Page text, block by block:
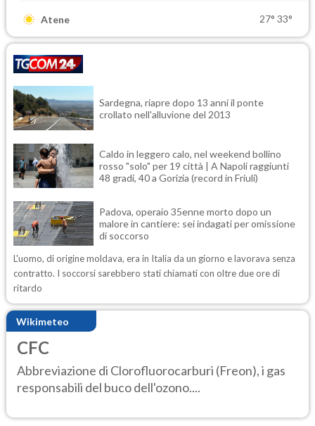
Atene 27° 33°
Sardegna, riapre dopo 13 anni il ponte
crollato nell'alluvione del 2013
Caldo in leggero calo, nel weekend bollino
rosso "solo" per 19 città | A Napoli raggiunti
48 gradi, 40 a Gorizia (record in Friuli)
Padova, operaio 35enne morto dopo un
malore in cantiere: sei indagati per omissione
di soccorso
L'uomo, di origine moldava, era in Italia da un giorno e lavorava senza
contratto. I soccorsi sarebbero stati chiamati con oltre due ore di
ritardo
Wikimeteo
CFC
Abbreviazione di Clorofluorocarburi (Freon), i gas
responsabili del buco dell'ozono....